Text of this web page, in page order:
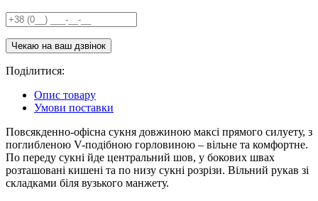
Поділитися:
Опис товару
Умови поставки
Повсякденно-офісна сукня довжиною максі прямого силуету, з
поглибленою V-подібною горловиною – вільне та комфортне.
По переду сукні йде центральний шов, у бокових швах
розташовані кишені та по низу сукні розрізи. Вільний рукав зі
складками біля вузького манжету.